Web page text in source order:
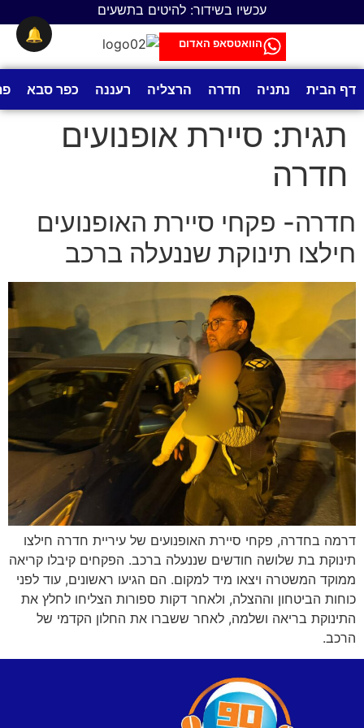
עכשיו בשידור: להיטים בתשעים
הוואטסאפ האדום
דף הבית נתניה חדרה הרצליה רעננה כפר סבא
תגית: סיירת אופנועים
חדרה
חדרה- פקחי סיירת האופנועים
חילצו תינוקת שננעלה ברכב
דרמה בחדרה, פקחי סיירת האופנועים של עיריית חדרה חילצו
תינוקת בת שלושה חודשים שננעלה ברכב. הפקחים קיבלו קריאה
ממוקד המשטרה ויצאו מיד למקום. הם הגיעו ראשונים, עוד לפני
כוחות הביטחון וההצלה, ולאחר דקות ספורות הצליחו לחלץ את
התינוקת בריאה ושלמה, לאחר ששברו את החלון הקדמי של
הרכב.
🔔